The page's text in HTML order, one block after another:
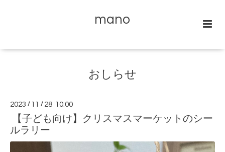
mano
おしらせ
2023 / 11 / 28 10:00
【子ども向け】クリスマスマーケットのシー
ルラリー